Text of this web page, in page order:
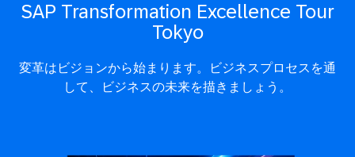
SAP Transformation Excellence Tour
Tokyo
変革はビジョンから始まります。ビジネスプロセスを通
して、ビジネスの未来を描きましょう。